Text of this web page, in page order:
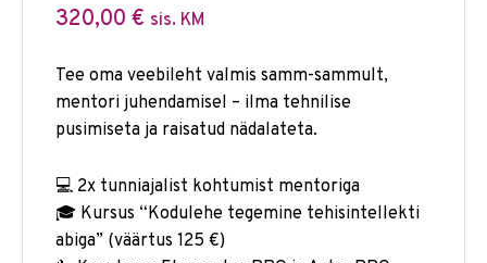
320,00 € sis. KM
Tee oma veebileht valmis samm-sammult,
mentori juhendamisel – ilma tehnilise
pusimiseta ja raisatud nädalateta.
💻 2x tunniajalist kohtumist mentoriga
🎓 Kursus “Kodulehe tegemine tehisintellekti
abiga” (väärtus 125 €)